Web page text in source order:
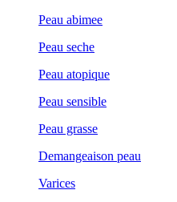
Peau abimee
Peau seche
Peau atopique
Peau sensible
Peau grasse
Demangeaison peau
Varices